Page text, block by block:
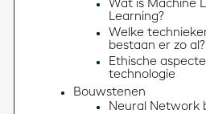
Wat is Machine
Learning?
Welke
bestaan er zo al?
Ethische
technologie
Bouwstenen
Neural Network